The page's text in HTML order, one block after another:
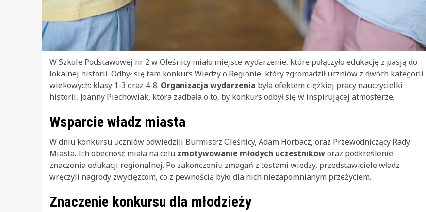
W Szkole Podstawowej nr 2 w Oleśnicy miało miejsce wydarzenie, które połączyło edukację z pasją do
lokalnej historii. Odbył się tam konkurs Wiedzy o Regionie, który zgromadził uczniów z dwóch kategorii
wiekowych: klasy 1-3 oraz 4-8. Organizacja wydarzenia była efektem ciężkiej pracy nauczycielki
historii, Joanny Piechowiak, która zadbała o to, by konkurs odbył się w inspirującej atmosferze.
Wsparcie władz miasta
W dniu konkursu uczniów odwiedzili Burmistrz Oleśnicy, Adam Horbacz, oraz Przewodniczący Rady
Miasta. Ich obecność miała na celu zmotywowanie młodych uczestnikóworaz podkreślenie
znaczenia edukacji regionalnej. Po zakończeniu zmagań z testami wiedzy, przedstawiciele władz
wręczyli nagrody zwycięzcom, co z pewnością było dla nich niezapomnianym przeżyciem.
Znaczenie konkursu dla młodzieży